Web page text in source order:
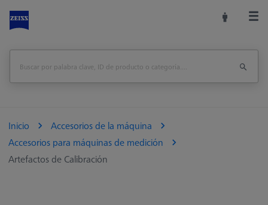
Inicio
Accesorios de la máquina
Accesorios para máquinas de medición
Artefactos de Calibración